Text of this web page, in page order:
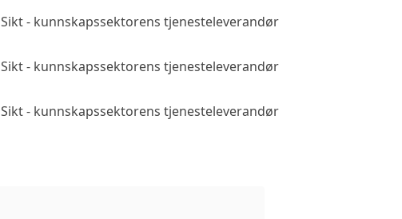
Sikt - kunnskapssektorens tjenesteleverandør
Sikt - kunnskapssektorens tjenesteleverandør
Sikt - kunnskapssektorens tjenesteleverandør